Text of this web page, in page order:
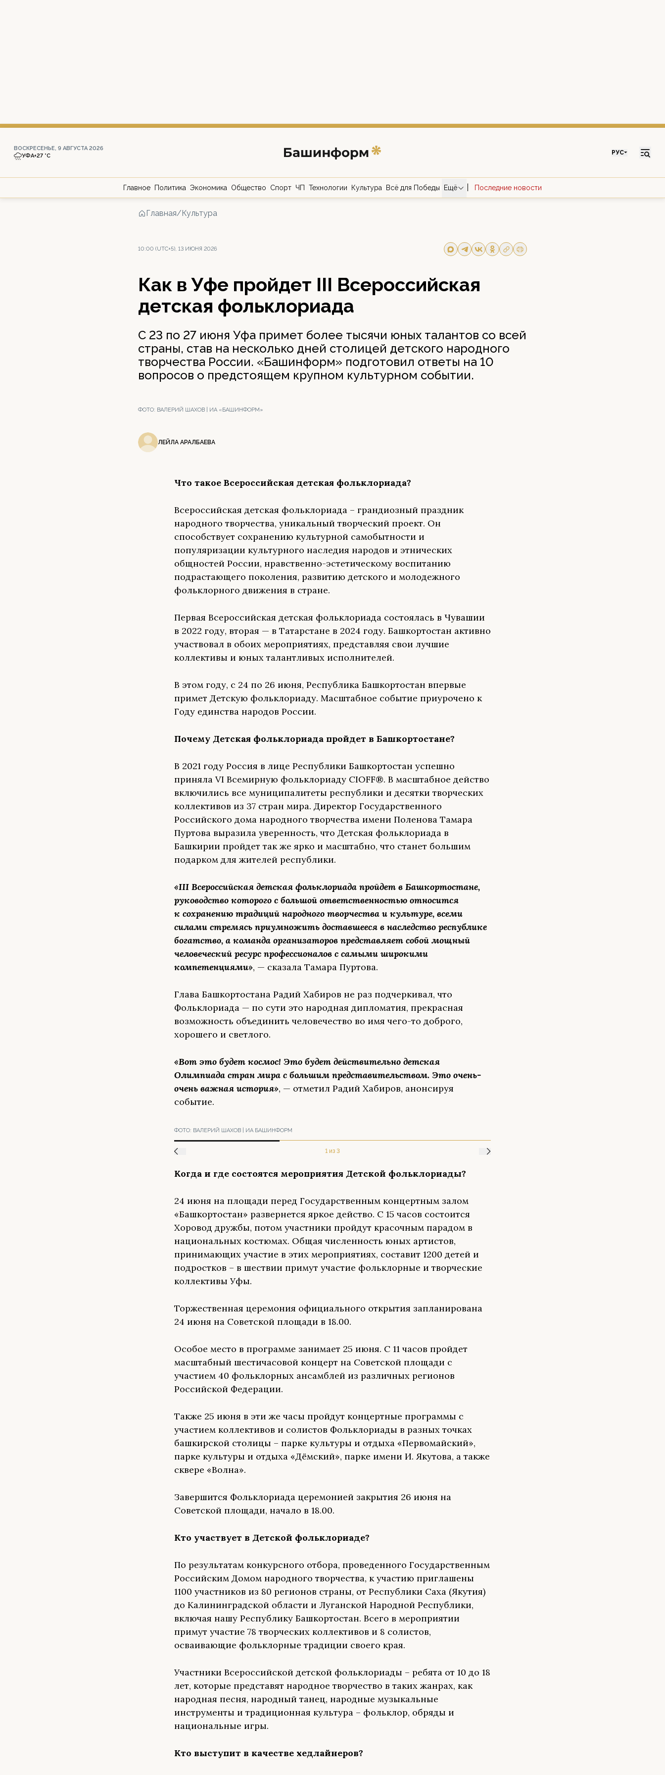
ВОСКРЕСЕНЬЕ, 9 АВГУСТА 2026
УФА+27 °С РУС
Главное Политика Экономика Общество Спорт ЧП Технологии Культура Всё для Победы Ещё Последние новости
Главная/Культура
10:00 (UTC+5), 13 ИЮНЯ 2026
Как в Уфе пройдет III Всероссийская
детская фольклориада
С 23 по 27 июня Уфа примет более тысячи юных талантов со всей
страны, став на несколько дней столицей детского народного
творчества России. «Башинформ» подготовил ответы на 10
вопросов о предстоящем крупном культурном событии.
ФОТО: ВАЛЕРИЙ ШАХОВ | ИА «БАШИНФОРМ»
ЛЕЙЛА АРАЛБАЕВА
Что такое Всероссийская детская фольклориада?
Всероссийская детская фольклориада – грандиозный праздник
народного творчества, уникальный творческий проект. Он
способствует сохранению культурной самобытности и
популяризации культурного наследия народов и этнических
общностей России, нравственно-эстетическому воспитанию
подрастающего поколения, развитию детского и молодежного
фольклорного движения в стране.
Первая Всероссийская детская фольклориада состоялась в Чувашии
в 2022 году, вторая — в Татарстане в 2024 году. Башкортостан активно
участвовал в обоих мероприятиях, представляя свои лучшие
коллективы и юных талантливых исполнителей.
В этом году, с 24 по 26 июня, Республика Башкортостан впервые
примет Детскую фольклориаду. Масштабное событие приурочено к
Году единства народов России.
Почему Детская фольклориада пройдет в Башкортостане?
В 2021 году Россия в лице Республики Башкортостан успешно
приняла VI Всемирную фольклориаду CIOFF®. В масштабное действо
включились все муниципалитеты республики и десятки творческих
коллективов из 37 стран мира. Директор Государственного
Российского дома народного творчества имени Поленова Тамара
Пуртова выразила уверенность, что Детская фольклориада в
Башкирии пройдет так же ярко и масштабно, что станет большим
подарком для жителей республики.
«III Всероссийская детская фольклориада пройдет в Башкортостане,
руководство которого с большой ответственностью относится
к сохранению традиций народного творчества и культуре, всеми
силами стремясь приумножить доставшееся в наследство республике
богатство, а команда организаторов представляет собой мощный
человеческий ресурс профессионалов с самыми широкими
компетенциями», — сказала Тамара Пуртова.
Глава Башкортостана Радий Хабиров не раз подчеркивал, что
Фольклориада — по сути это народная дипломатия, прекрасная
возможность объединить человечество во имя чего-то доброго,
хорошего и светлого.
«Вот это будет космос! Это будет действительно детская
Олимпиада стран мира с большим представительством. Это очень-
очень важная история», — отметил Радий Хабиров, анонсируя
событие.
ФОТО: ВАЛЕРИЙ ШАХОВ | ИА БАШИНФОРМ
1 из 3
Когда и где состоятся мероприятия Детской фольклориады?
24 июня на площади перед Государственным концертным залом
«Башкортостан» развернется яркое действо. С 15 часов состоится
Хоровод дружбы, потом участники пройдут красочным парадом в
национальных костюмах. Общая численность юных артистов,
принимающих участие в этих мероприятиях, составит 1200 детей и
подростков – в шествии примут участие фольклорные и творческие
коллективы Уфы.
Торжественная церемония официального открытия запланирована
24 июня на Советской площади в 18.00.
Особое место в программе занимает 25 июня. С 11 часов пройдет
масштабный шестичасовой концерт на Советской площади с
участием 40 фольклорных ансамблей из различных регионов
Российской Федерации.
Также 25 июня в эти же часы пройдут концертные программы с
участием коллективов и солистов Фольклориады в разных точках
башкирской столицы – парке культуры и отдыха «Первомайский»,
парке культуры и отдыха «Дёмский», парке имени И. Якутова, а также
сквере «Волна».
Завершится Фольклориада церемонией закрытия 26 июня на
Советской площади, начало в 18.00.
Кто участвует в Детской фольклориаде?
По результатам конкурсного отбора, проведенного Государственным
Российским Домом народного творчества, к участию приглашены
1100 участников из 80 регионов страны, от Республики Саха (Якутия)
до Калининградской области и Луганской Народной Республики,
включая нашу Республику Башкортостан. Всего в мероприятии
примут участие 78 творческих коллективов и 8 солистов,
осваивающие фольклорные традиции своего края.
Участники Всероссийской детской фольклориады – ребята от 10 до 18
лет, которые представят народное творчество в таких жанрах, как
народная песня, народный танец, народные музыкальные
инструменты и традиционная культура – фольклор, обряды и
национальные игры.
Кто выступит в качестве хедлайнеров?